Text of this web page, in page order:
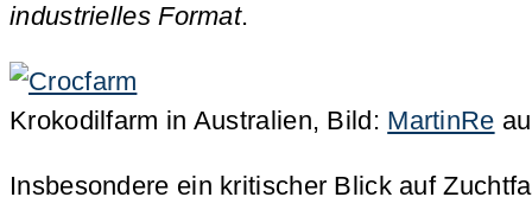
industrielles Format.
Krokodilfarm in Australien, Bild: MartinRe
Insbesondere ein kritischer Blick auf